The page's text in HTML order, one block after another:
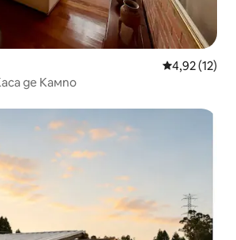
Средна
4,92 (12)
де Кампо